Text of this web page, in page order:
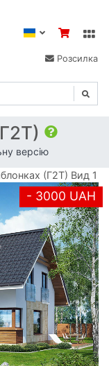
Розсилка
версію
(Г2Т) Вид 1
- 3000 UAH